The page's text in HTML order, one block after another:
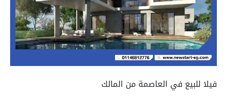
فيلا للبيع في العاصمة من المالك